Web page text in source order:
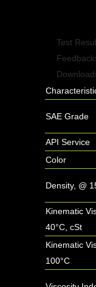
Test
SAE Grade
API Service
Color
Density, @
Kinematic
40°C, cSt
Kinematic
100°C